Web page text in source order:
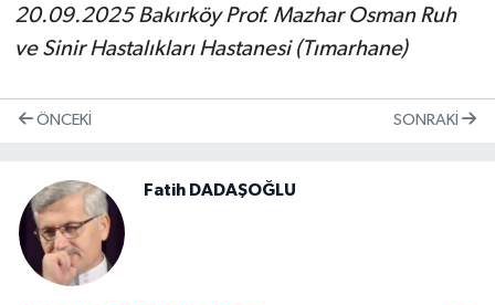
20.09.2025 Bakırköy Prof. Mazhar Osman Ruh
ve Sinir Hastalıkları Hastanesi (Tımarhane)
ÖNCEKI SONRAKI
Fatih DADAŞOĞLU